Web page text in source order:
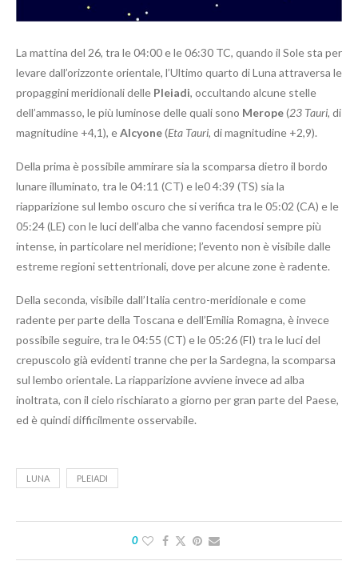
La mattina del 26, tra le 04:00 e le 06:30 TC, quando il Sole sta per
levare dall’orizzonte orientale, l’Ultimo quarto di Luna attraversa le
propaggini meridionali delle Pleiadi, occultando alcune stelle
dell’ammasso, le più luminose delle quali sono Merope(23 Tauri, di
magnitudine +4,1), eAlcyone(Eta Tauri, di magnitudine +2,9).
Della prima è possibile ammirare sia la scomparsa dietro il bordo
lunare illuminato, tra le 04:11 (CT) e le0 4:39 (TS) sia la
riapparizione sul lembo oscuro che si verifica tra le 05:02 (CA) e le
05:24 (LE) con le luci dell’alba che vanno facendosi sempre più
intense, in particolare nel meridione; l’evento non è visibile dalle
estreme regioni settentrionali, dove per alcune zone è radente.
Della seconda, visibile dall’Italia centro-meridionale e come
radente per parte della Toscana e dell’Emilia Romagna, è invece
possibile seguire, tra le 04:55 (CT) e le 05:26 (FI) tra le luci del
crepuscolo già evidenti tranne che per la Sardegna, la scomparsa
sul lembo orientale. La riapparizione avviene invece ad alba
inoltrata, con il cielo rischiarato a giorno per gran parte del Paese,
ed è quindi difficilmente osservabile.
LUNA PLEIADI
0